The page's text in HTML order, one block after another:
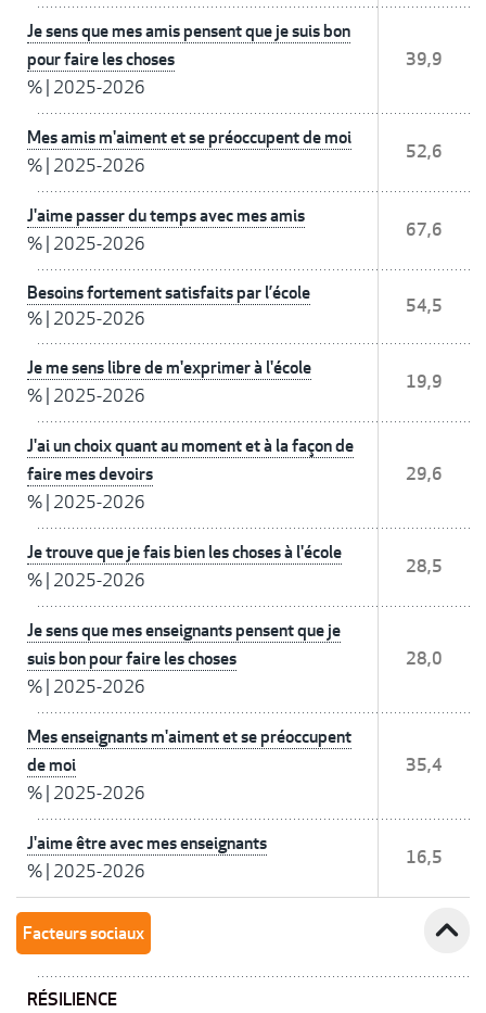
Je sens que mes amis pensent que je suis bon
pour faire les choses
% 2025-2026
39,9
Mes amis m'aiment et se préoccupent de moi
% 2025-2026
52,6
J'aime passer du temps avec mes amis
% 2025-2026
67,6
Besoins fortement satisfaits par l’école
% 2025-2026
54,5
Je me sens libre de m'exprimer à l'école
% 2025-2026
19,9
J'ai un choix quant au moment et à la façon de
faire mes devoirs
% 2025-2026
29,6
Je trouve que je fais bien les choses à l'école
% 2025-2026
28,5
Je sens que mes enseignants pensent que je
suis bon pour faire les choses
% 2025-2026
28,0
Mes enseignants m'aiment et se préoccupent
de moi
% 2025-2026
35,4
J'aime être avec mes enseignants
% 2025-2026
16,5
Facteurs sociaux expand_less
RÉSILIENCE